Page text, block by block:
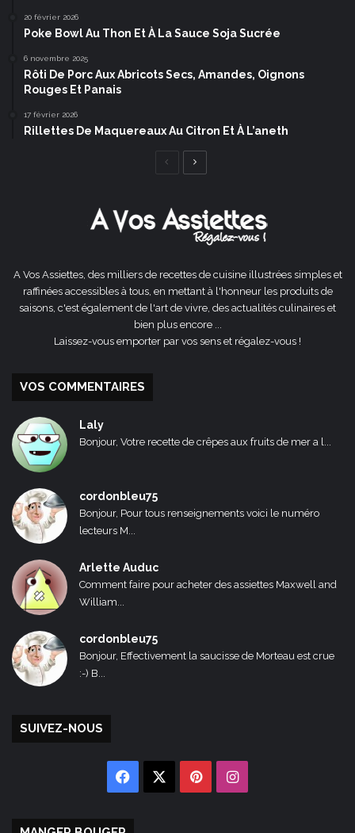
20 février 2026
Poke Bowl Au Thon Et À La Sauce Soja Sucrée
6 novembre 2025
Rôti De Porc Aux Abricots Secs, Amandes, Oignons
Rouges Et Panais
17 février 2026
Rillettes De Maquereaux Au Citron Et À L’aneth
Page
A Vos Assiettes, des milliers de recettes de cuisine illustrées simples et
raffinées accessibles à tous, en mettant à l'honneur les produits de
saisons, c'est également de l'art de vivre, des actualités culinaires et
bien plus encore ...
Laissez-vous emporter par vos sens et régalez-vous !
VOS COMMENTAIRES
Laly
Bonjour, Votre recette de crêpes aux fruits de mer a l...
cordonbleu75
Bonjour, Pour tous renseignements voici le numéro
lecteurs M...
Arlette Auduc
Comment faire pour acheter des assiettes Maxwell and
William...
cordonbleu75
Bonjour, Effectivement la saucisse de Morteau est crue
:-) B...
SUIVEZ-NOUS
Facebook PinterestInstagram